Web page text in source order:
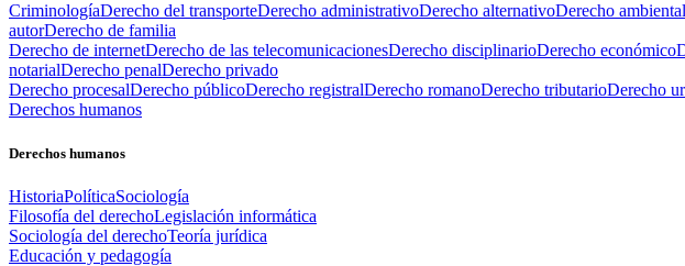
CriminologíaDerecho del transporteDerecho administrativoDerecho alternativoDerecho ambiental
autorDerecho de familia
Derecho de internetDerecho de las telecomunicacionesDerecho disciplinarioDerecho económico
notarialDerecho penalDerecho privado
Derecho procesalDerecho públicoDerecho registralDerecho romanoDerecho tributarioDerecho
Derechos humanos
Derechos humanos
HistoriaPolíticaSociología
Filosofía del derechoLegislación informática
Sociología del derechoTeoría jurídica
Educación y pedagogía